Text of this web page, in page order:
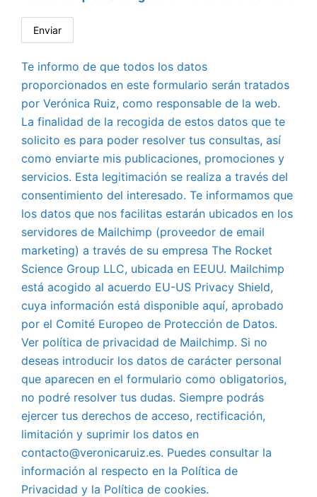
Te informo de que todos los datos
proporcionados en este formulario serán tratados
por Verónica Ruiz, como responsable de la web.
La finalidad de la recogida de estos datos que te
solicito es para poder resolver tus consultas, así
como enviarte mis publicaciones, promociones y
servicios. Esta legitimación se realiza a través del
consentimiento del interesado. Te informamos que
los datos que nos facilitas estarán ubicados en los
servidores de Mailchimp (proveedor de email
marketing) a través de su empresa The Rocket
Science Group LLC, ubicada en EEUU. Mailchimp
está acogido al acuerdo EU-US Privacy Shield,
cuya información está disponible aquí, aprobado
por el Comité Europeo de Protección de Datos.
Ver política de privacidad de Mailchimp. Si no
deseas introducir los datos de carácter personal
que aparecen en el formulario como obligatorios,
no podré resolver tus dudas. Siempre podrás
ejercer tus derechos de acceso, rectificación,
limitación y suprimir los datos en
contacto@veronicaruiz.es. Puedes consultar la
información al respecto en la Política de
Privacidad y la Política de cookies.